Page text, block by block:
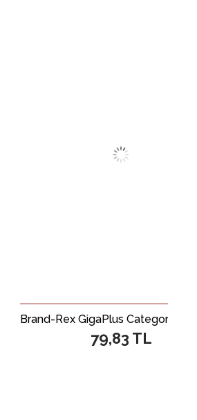
Brand-Rex GigaPlus Category 5E (CAT.5E) Snap-In Jack, Zırhsız (Unshielded), 110 Tip, Siyah Renk
79,83 TL